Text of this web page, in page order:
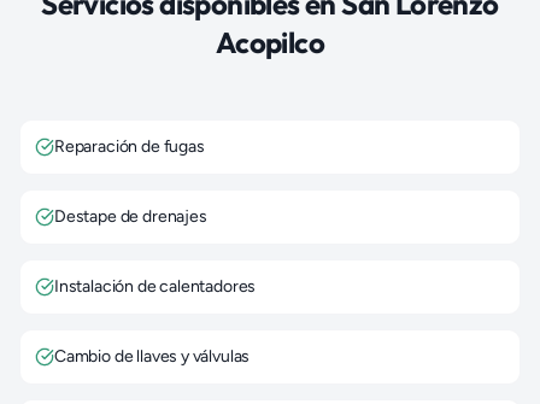
Acopilco
Reparación de fugas
Destape de drenajes
Instalación de calentadores
Cambio de llaves y válvulas